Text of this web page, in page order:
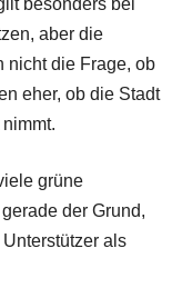
besonders bei
aber die
nicht die Frage, ob
eher, ob die Stadt
grüne
der Grund,
als